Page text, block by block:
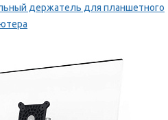
держатель для планшетного